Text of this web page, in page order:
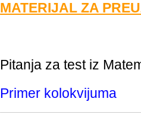
MATERIJAL ZA
Pitanja za test iz
Primer kolokvijuma